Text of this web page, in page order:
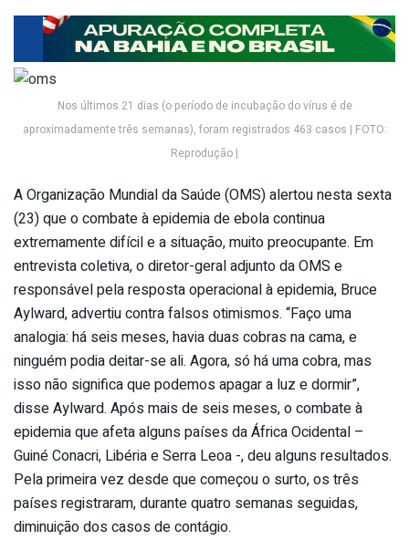
Nos últimos 21 dias (o período de incubação do vírus é de
aproximadamente três semanas), foram registrados 463 casos | FOTO:
Reprodução |
A Organização Mundial da Saúde (OMS) alertou nesta sexta
(23) que o combate à epidemia de ebola continua
extremamente difícil e a situação, muito preocupante. Em
entrevista coletiva, o diretor-geral adjunto da OMS e
responsável pela resposta operacional à epidemia, Bruce
Aylward, advertiu contra falsos otimismos. “Faço uma
analogia: há seis meses, havia duas cobras na cama, e
ninguém podia deitar-se ali. Agora, só há uma cobra, mas
isso não significa que podemos apagar a luz e dormir”,
disse Aylward. Após mais de seis meses, o combate à
epidemia que afeta alguns países da África Ocidental –
Guiné Conacri, Libéria e Serra Leoa -, deu alguns resultados.
Pela primeira vez desde que começou o surto, os três
países registraram, durante quatro semanas seguidas,
diminuição dos casos de contágio.